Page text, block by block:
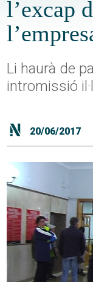
l’excap
Li haurà de
intromissió
20/06/2017